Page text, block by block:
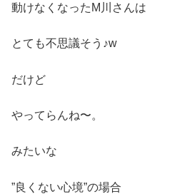
動けなくなったM川さんは
とても不思議そう♪w
だけど
やってらんね〜。
みたいな
”良くない心境”の場合